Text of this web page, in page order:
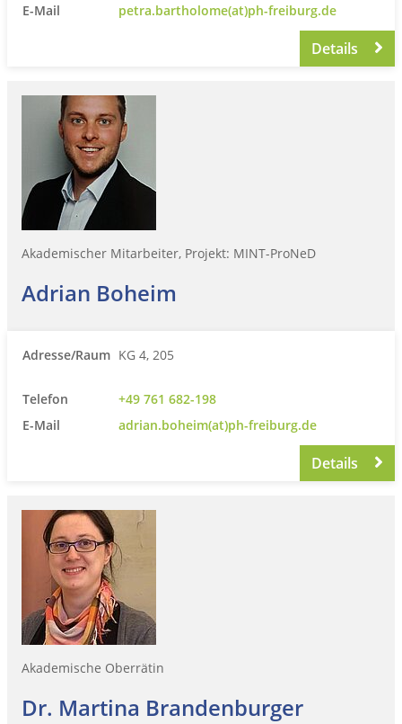
E-Mail
petra.bartholome(at)ph-freiburg.de
Details
Akademischer Mitarbeiter, Projekt: MINT-ProNeD
Adrian Boheim
Adresse/Raum KG 4, 205
Telefon
+49 761 682-198
E-Mail
adrian.boheim(at)ph-freiburg.de
Details
Akademische Oberrätin
Dr. Martina Brandenburger